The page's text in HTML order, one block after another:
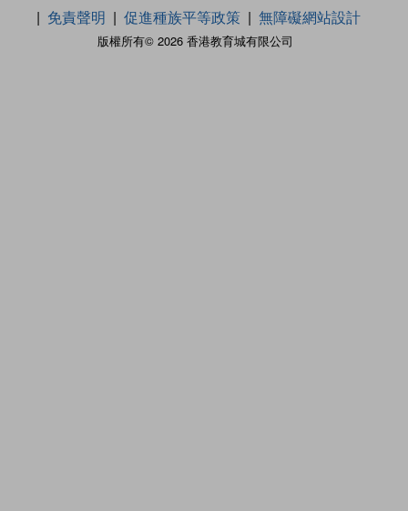
版權所有© 2026 香港教育城有限公司
免責聲明
促進種族平等政策 無障礙網站設計